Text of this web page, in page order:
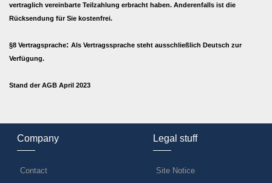
vertraglich vereinbarte Teilzahlung erbracht haben. Anderenfalls ist die
Rücksendung für Sie kostenfrei.
§8 Vertragsprache: Als Vertragssprache steht ausschließlich Deutsch zur
Verfügung.
Stand der AGB April 2023
Company
Contact
Legal stuff
Site Notice